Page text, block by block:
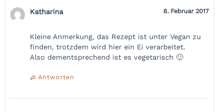
Katharina 8. Februar 2017
Kleine Anmerkung, das Rezept ist unter Vegan zu
finden, trotzdem wird hier ein Ei verarbeitet.
Also dementsprechend ist es vegetarisch 🙂
Antworten